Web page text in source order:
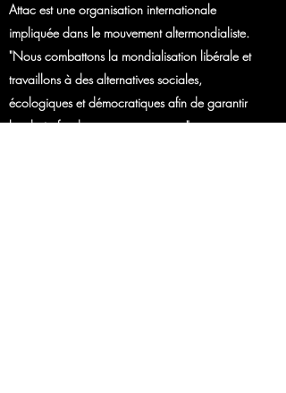
Attac est une organisation internationale
impliquée dans le mouvement altermondialiste.
"Nous combattons la mondialisation libérale et
travaillons à des alternatives sociales,
écologiques et démocratiques afin de garantir
les droits fondamentaux pour tous."